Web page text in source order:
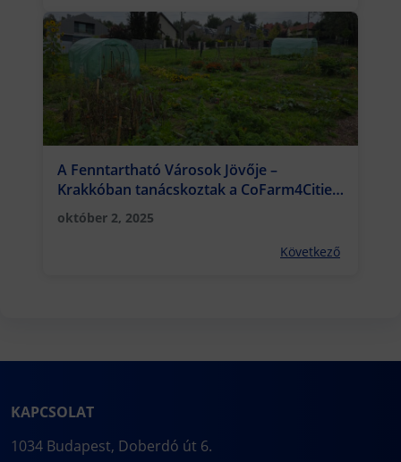
A Fenntartható Városok Jövője –
Krakkóban tanácskoztak a CoFarm4Cities
projekt partnereként a Rejtő Kar
munkatársai
október 2, 2025
Következő
KAPCSOLAT
1034 Budapest, Doberdó út 6.